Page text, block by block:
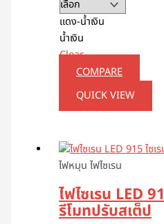
แดง-น้ำเงิน
น้ำเงิน
Clear
COMPARE
QUICK VIEW
ไฟหมุน ไฟไซเรน
ไฟไซเรน LED
รีโมทปรับสเต็ป